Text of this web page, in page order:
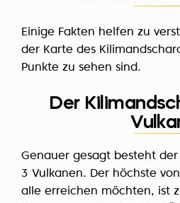
Einige Fakten helfen zu
der Karte des
Punkte zu sehen sind.
Der
Genauer gesagt besteht
3 Vulkanen. Der höchste
alle erreichen möchten, ist